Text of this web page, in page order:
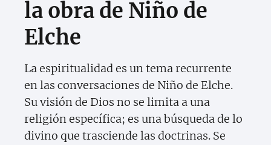
la obra de Niño de
Elche
La espiritualidad es un tema recurrente
en las conversaciones de Niño de Elche.
Su visión de Dios no se limita a una
religión específica; es una búsqueda de lo
divino que trasciende las doctrinas. Se